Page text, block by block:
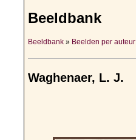
Beeldbank
Beeldbank » Beelden per auteur
Waghenaer, L. J.